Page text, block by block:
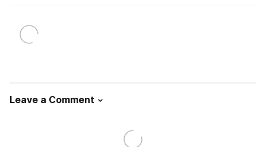
Leave a Comment